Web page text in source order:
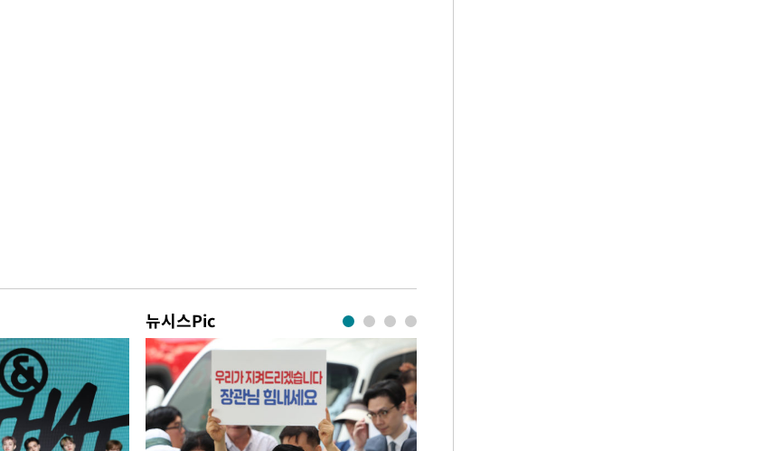
뉴시스Pic